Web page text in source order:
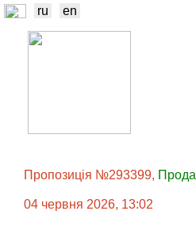
ru en
Пропозиція №293399,
04 червня 2026, 13:02